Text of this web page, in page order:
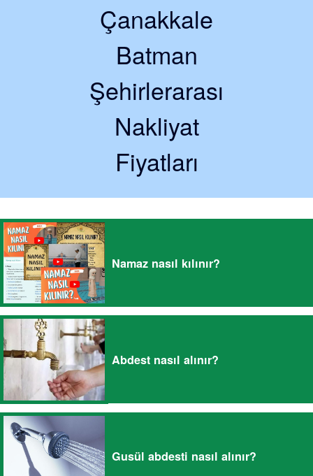
Çanakkale
Batman
Şehirlerarası
Nakliyat
Fiyatları
Namaz nasıl kılınır?
Abdest nasıl alınır?
Gusül abdesti nasıl alınır?